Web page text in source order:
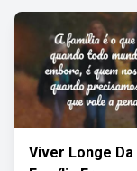
Viver Longe Da